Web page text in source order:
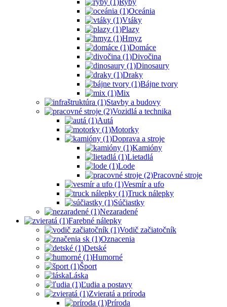
Ryby
Oceánia
Vtáky
Plazy
Hmyz
Domáce
Divočina
Dinosaury
Draky
Bájne tvory
Mix
Stavby a budovy
Vozidlá a technika
Autá
Motorky
Doprava a stroje
Kamióny
Lietadlá
Lode
Pracovné stroje
Vesmír a ufo
Truck nálepky
Súčiastky
Nezaradené
Farebné nálepky
Vodič začiatočník
Oznacenia
Detské
Humorné
Šport
Láska
Ľudia a postavy
Zvieratá a príroda
Príroda